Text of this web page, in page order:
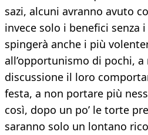
sazi, alcuni avranno avuto
invece solo i benefici senza
spingerà anche i più
all’opportunismo di pochi,
discussione il loro
festa, a non portare più
così, dopo un po’ le torte
saranno solo un lontano